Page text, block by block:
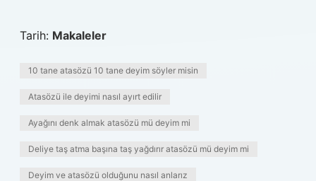
Tarih: Makaleler
10 tane atasözü 10 tane deyim söyler misin
Atasözü ile deyimi nasıl ayırt edilir
Ayağını denk almak atasözü mü deyim mi
Deliye taş atma başına taş yağdırır atasözü mü deyim mi
Deyim ve atasözü olduğunu nasıl anlarız